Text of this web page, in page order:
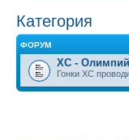
Категория
ФОРУМ
XC -
Гонки XC